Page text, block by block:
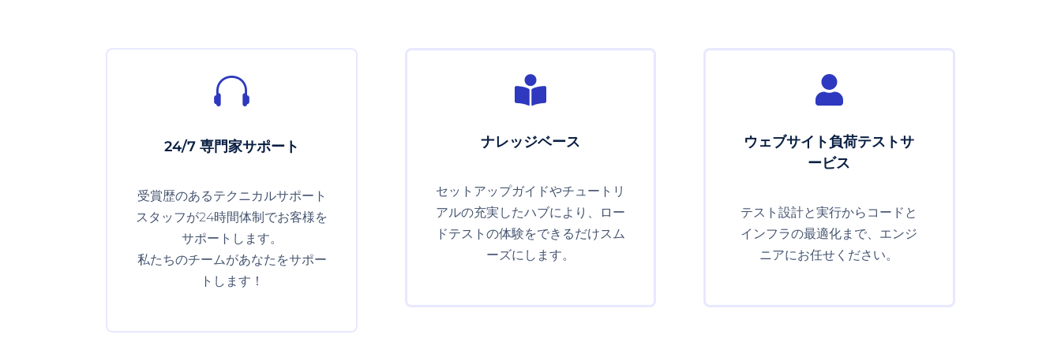

24/7 専門家サポート
受賞歴のあるテクニカルサポート
スタッフが24時間体制でお客様を
サポートします。
私たちのチームがあなたをサポー
トします！

ナレッジベース
セットアップガイドやチュートリ
アルの充実したハブにより、ロー
ドテストの体験をできるだけスム
ーズにします。

ウェブサイト負荷テストサ
ービス
テスト設計と実行からコードと
インフラの最適化まで、エンジ
ニアにお任せください。